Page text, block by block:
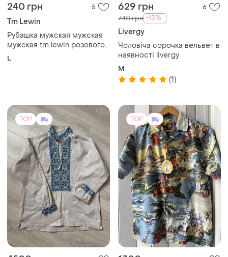
240 грн 5
Tm Lewin
Рубашка мужская мужская
мужская tm lewin розового
цвета хлопок 100% размер
L
629 грн 6
740 грн -15%
Livergy
Чоловіча сорочка вельвет в
наявності livergy
M
(1)
TOP TOP